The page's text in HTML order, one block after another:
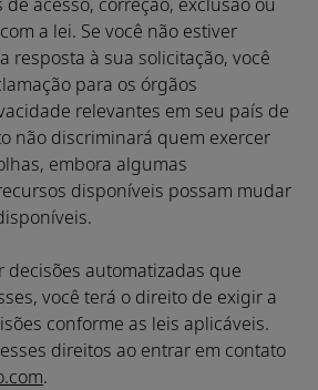
a lei. Se você não estiver
resposta à sua solicitação, você
para os órgãos
relevantes em seu país de
não discriminará quem exercer
embora algumas
disponíveis possam mudar
decisões automatizadas que
você terá o direito de exigir a
conforme as leis aplicáveis.
direitos ao entrar em contato
.